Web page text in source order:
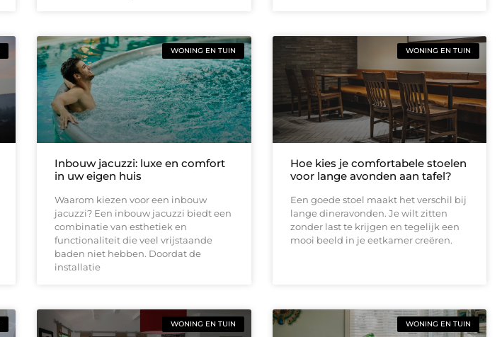
WONING EN TUIN
Inbouw jacuzzi: luxe en comfort
in uw eigen huis
Waarom kiezen voor een inbouw
jacuzzi? Een inbouw jacuzzi biedt een
combinatie van esthetiek en
functionaliteit die veel vrijstaande
baden niet hebben. Doordat de
installatie
WONING EN TUIN
Hoe kies je comfortabele stoelen
voor lange avonden aan tafel?
Een goede stoel maakt het verschil bij
lange dineravonden. Je wilt zitten
zonder last te krijgen en tegelijk een
mooi beeld in je eetkamer creëren.
WONING EN TUIN WONING EN TUIN